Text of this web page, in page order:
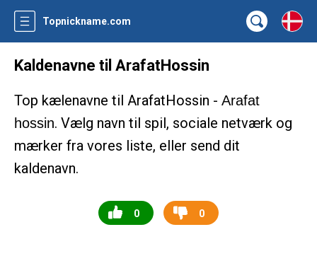
Topnickname.com
Kaldenavne til ArafatHossin
Top kælenavne til ArafatHossin - Arafat
hossin. Vælg navn til spil, sociale netværk og
mærker fra vores liste, eller send dit
kaldenavn.
0 0